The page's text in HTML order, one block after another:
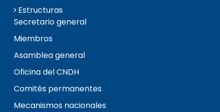
Estructuras
Secretario general
Miembros
Asamblea general
Oficina del CNDH
Comités permanentes
Mecanismos nacionales